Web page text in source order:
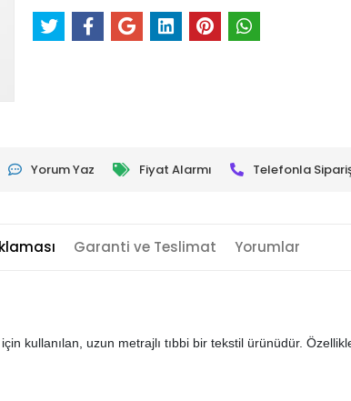
Yorum Yaz Fiyat Alarmı Telefonla
Garanti ve Teslimat Yorumlar
kullanılan, uzun metrajlı tıbbi bir tekstil ürünüdür.